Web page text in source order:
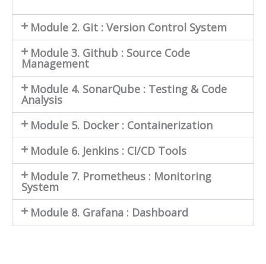
Module 2. Git : Version Control System
Module 3. Github : Source Code
Management
Module 4. SonarQube : Testing & Code
Analysis
Module 5. Docker : Containerization
Module 6. Jenkins : CI/CD Tools
Module 7. Prometheus : Monitoring
System
Module 8. Grafana : Dashboard